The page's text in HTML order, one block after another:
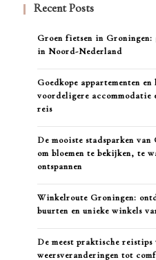
Recent Posts
Groen fietsen in Groningen:
in Noord-Nederland
Goedkope appartementen
voordeligere accommodatie
reis
De mooiste stadsparken
om bloemen te bekijken, te
ontspannen
Winkelroute Groningen:
buurten en unieke winkels
De meest praktische
weersveranderingen tot